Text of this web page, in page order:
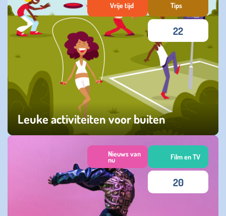
Leuke activiteiten voor buiten
donderdag 03 juli 2025
Vrije tijd Tips
22
Nieuws van
nu Film en TV
20